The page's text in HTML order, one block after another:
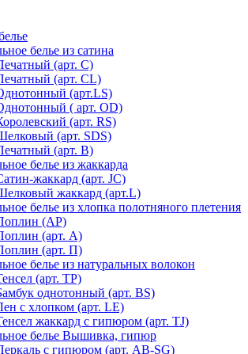
белье из сатина
(арт. С)
(арт. СL)
(арт.LS)
( арт. OD)
(арт. RS)
(арт. SDS)
(арт. В)
белье из жаккарда
жаккард (арт. JC)
жаккард (арт.L)
белье из хлопка полотняного плетения
(AP)
(арт. А)
(арт. П)
белье из натуральных волокон
(арт. ТР)
однотонный (арт. BS)
с хлопком (арт. LE)
жаккард с гипюром (арт. TJ)
белье Вышивка, гипюр
с гипюром (арт. AB-SG)